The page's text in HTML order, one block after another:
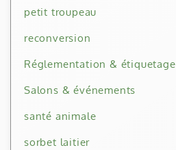
petit troupeau
reconversion
Réglementation & étiquetage
Salons & événements
santé animale
sorbet laitier